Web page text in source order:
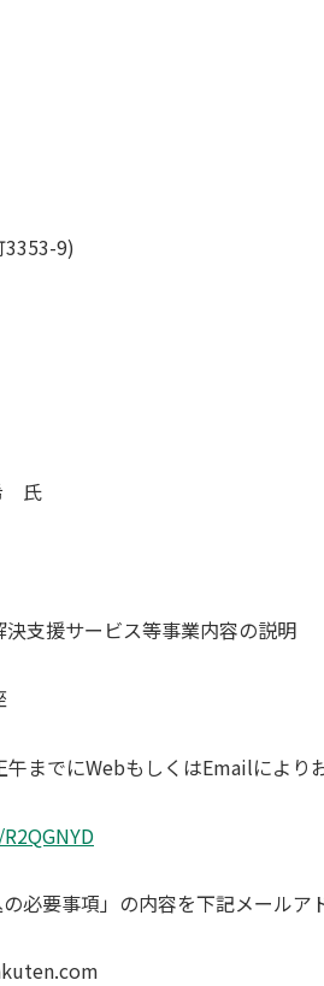
9)
氏
支援サービス等事業内容の説明
までにWebもしくはEmailにより
要事項」の内容を下記メールア